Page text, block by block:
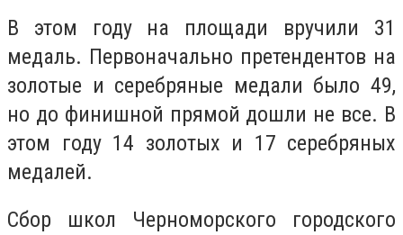
В этом году на площади вручили 31
медаль. Первоначально претендентов на
золотые и серебряные медали было 49,
но до финишной прямой дошли не все. В
этом году 14 золотых и 17 серебряных
медалей.
Сбор школ Черноморского городского